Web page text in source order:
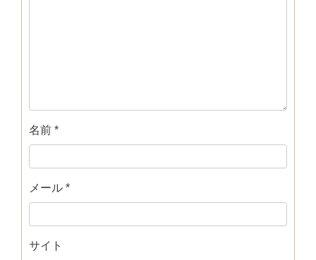
名前 *
メール *
サイト